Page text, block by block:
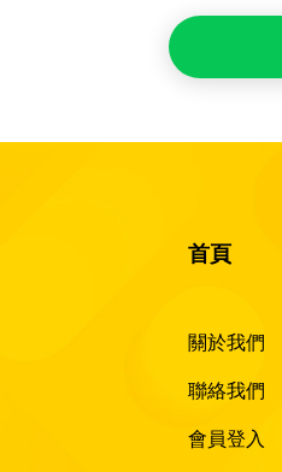
首頁
關於我們
聯絡我們
會員登入